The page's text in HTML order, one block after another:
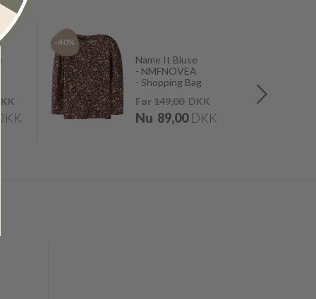
DKK
-40%
Name It Bluse
- NMFNOVEA
- Shopping Bag
Før 149,00DKK
Nu 89,00 DKK